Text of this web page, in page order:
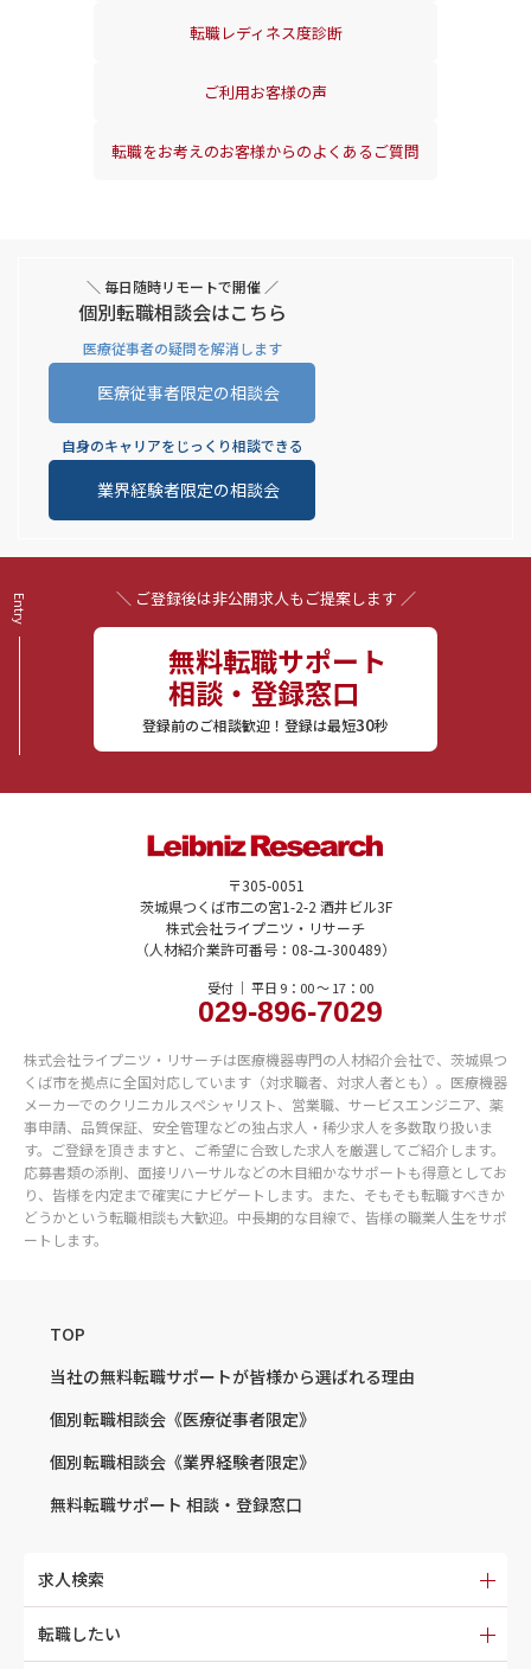
転職レディネス度診断
ご利用お客様の声
転職をお考えのお客様からのよくあるご質問
＼ 毎日随時リモートで開催 ／
個別転職相談会はこちら
医療従事者の疑問を解消します
医療従事者限定の相談会
自身のキャリアをじっくり相談できる
業界経験者限定の相談会
＼ ご登録後は非公開求人もご提案します ／
無料転職サポート
相談・登録窓口
登録前のご相談歓迎！登録は最短30秒
〒305-0051
茨城県つくば市二の宮1-2-2 酒井ビル3F
株式会社ライプニツ・リサーチ
（人材紹介業許可番号：08-ユ-300489）
受付 ｜ 平日 9：00 〜 17：00
029-896-7029
株式会社ライプニツ・リサーチは医療機器専門の人材紹介会社で、茨城県つ
くば市を拠点に全国対応しています（対求職者、対求人者とも）。医療機器
メーカーでのクリニカルスペシャリスト、営業職、サービスエンジニア、薬
事申請、品質保証、安全管理などの独占求人・稀少求人を多数取り扱いま
す。ご登録を頂きますと、ご希望に合致した求人を厳選してご紹介します。
応募書類の添削、面接リハーサルなどの木目細かなサポートも得意としてお
り、皆様を内定まで確実にナビゲートします。また、そもそも転職すべきか
どうかという転職相談も大歓迎。中長期的な目線で、皆様の職業人生をサポ
ートします。
TOP
当社の無料転職サポートが皆様から選ばれる理由
個別転職相談会 《医療従事者限定》
個別転職相談会 《業界経験者限定》
無料転職サポート 相談・登録窓口
求人検索
転職したい